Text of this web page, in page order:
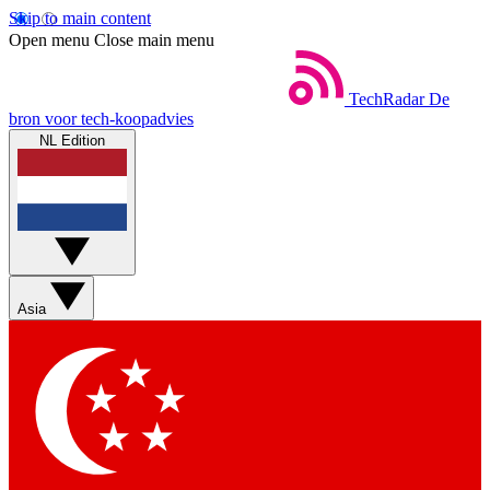
Skip to main content
Open menu Close main menu
TechRadar De
bron voor tech-koopadvies
NL Edition
Asia